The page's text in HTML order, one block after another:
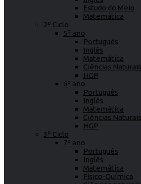
Estudo do Meio
Matemática
2º Ciclo
5º ano
Português
Inglês
Matemática
Ciências Naturais
HGP
6º ano
Português
Inglês
Matemática
Ciências Naturais
HGP
3º Ciclo
7º ano
Português
Inglês
Matemática
Físico-Química